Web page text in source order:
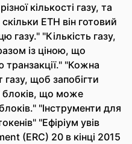
кількості газу, та
ETH він готовий
газу." "Кількість газу,
із ціною, що
транзакції." "Кожна
газу, щоб запобігти
блоків, що може
"Інструменти для
"Ефіріум увів
(ERC) 20 в кінці 2015